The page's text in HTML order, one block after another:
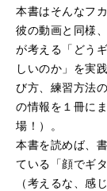
本書はそんなフ
彼の動画と同様
が考える「どう
しいのか」を実
び方、練習方法
の情報を１冊に
場！）。
本書を読めば、
ている「顔でギ
（考えるな、感